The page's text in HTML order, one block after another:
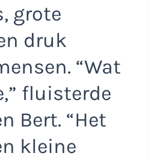
grote
druk
“Wat
fluisterde
Bert. “Het
kleine